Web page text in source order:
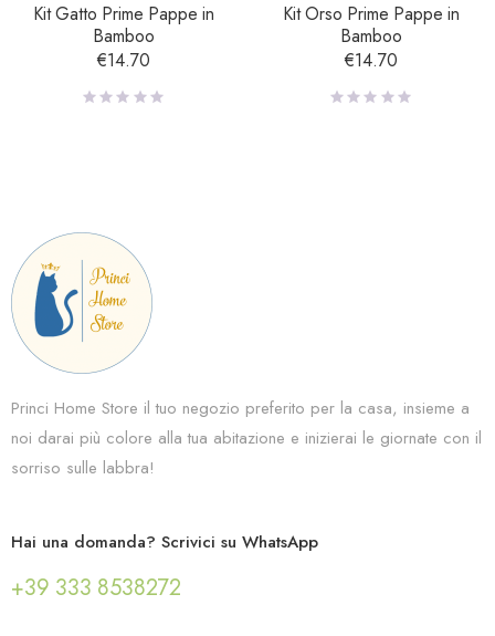
Kit Gatto Prime Pappe in
Bamboo
€14.70
Kit Orso Prime Pappe in
Bamboo
€14.70
Princi Home Store il tuo negozio preferito per la casa, insieme a
noi darai più colore alla tua abitazione e inizierai le giornate con il
sorriso sulle labbra!
Hai una domanda? Scrivici su WhatsApp
+39 333 8538272